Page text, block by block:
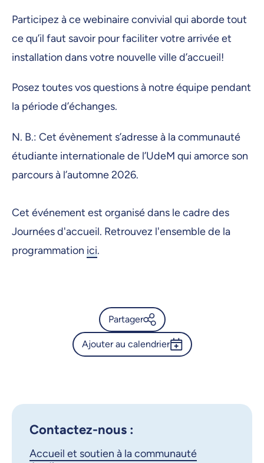
Participez à ce webinaire convivial qui aborde tout
ce qu’il faut savoir pour faciliter votre arrivée et
installation dans votre nouvelle ville d’accueil!
Posez toutes vos questions à notre équipe pendant
la période d’échanges.
N. B.: Cet évènement s’adresse à la communauté
étudiante internationale de l’UdeM qui amorce son
parcours à l’automne 2026.
Cet événement est organisé dans le cadre des
Journées d'accueil. Retrouvez l'ensemble de la
programmation ici.
Partager
Calendrier de l’Université de
X.com
Ajouter au calendrier
Contactez-nous :
Accueil et soutien à la communauté